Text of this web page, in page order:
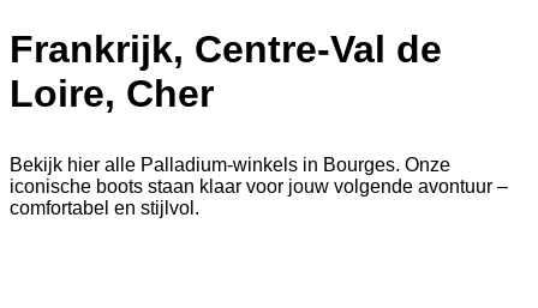
Frankrijk, Centre-Val de
Loire, Cher
Bekijk hier alle Palladium-winkels in Bourges. Onze
iconische boots staan klaar voor jouw volgende avontuur –
comfortabel en stijlvol.